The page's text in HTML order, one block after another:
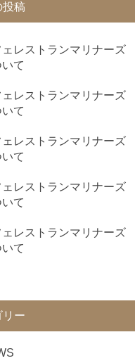
投稿
ェレストランマリナーズ
て
ェレストランマリナーズ
て
ェレストランマリナーズ
て
ェレストランマリナーズ
て
ェレストランマリナーズ
て
リー